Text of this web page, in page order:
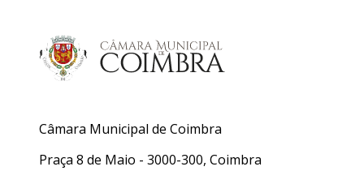
Câmara Municipal de Coimbra
Praça 8 de Maio - 3000-300, Coimbra